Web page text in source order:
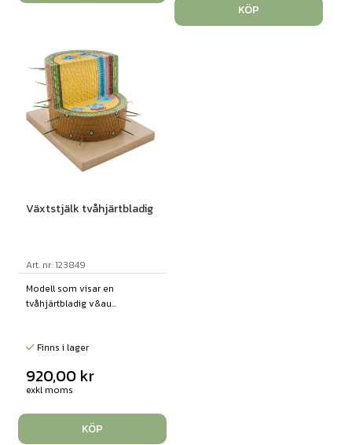
KÖP
Växtstjälk tvåhjärtbladig
Art. nr: 123849
Modell som visar en
tvåhjärtbladig v&au...
Finns i lager
920,00 kr
exkl moms
KÖP